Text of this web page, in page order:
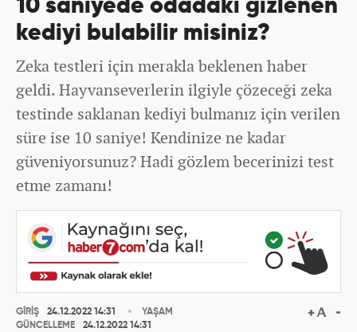
10 saniyede odadaki gizlenen
kediyi bulabilir misiniz?
Zeka testleri için merakla beklenen haber
geldi. Hayvanseverlerin ilgiyle çözeceği zeka
testinde saklanan kediyi bulmanız için verilen
süre ise 10 saniye! Kendinize ne kadar
güveniyorsunuz? Hadi gözlem becerinizi test
etme zamanı!
GİRİŞ
24.12.2022 14:31
GÜNCELLEME
24.12.2022 14:31
YAŞAM